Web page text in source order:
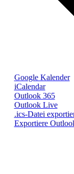
Google Kalender
iCalendar
Outlook 365
Outlook Live
.ics-Datei
Exportiere